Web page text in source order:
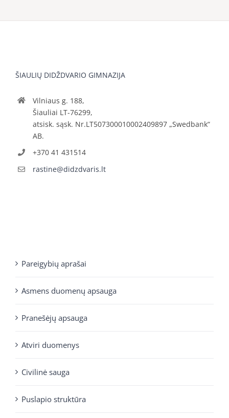
ŠIAULIŲ DIDŽDVARIO GIMNAZIJA
Vilniaus g. 188,
Šiauliai LT-76299,
atsisk. sąsk. Nr.LT507300010002409897 „Swedbank“
AB.
+370 41 431514
rastine@didzdvaris.lt
Pareigybių aprašai
Asmens duomenų apsauga
Pranešėjų apsauga
Atviri duomenys
Civilinė sauga
Puslapio struktūra